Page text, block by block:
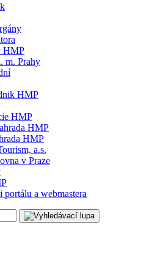
HMP
m. Prahy
HMP
HMP
HMP
HMP
a.s.
v Praze
a webmastera